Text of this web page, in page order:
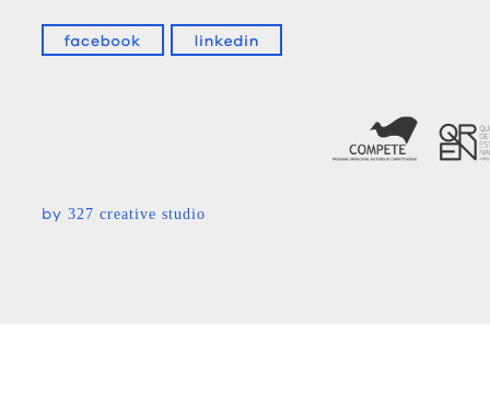
by 327 creative studio